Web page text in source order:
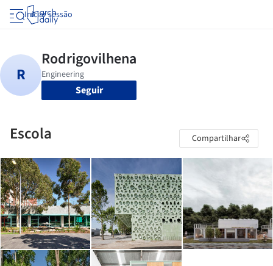
Iniciar sessão
Seguir
Escola Compartilhar